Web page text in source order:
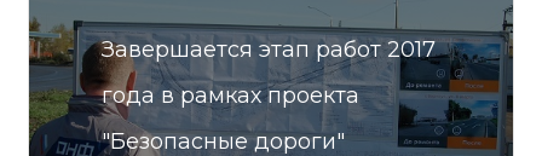
Завершается этап работ 2017
года в рамках проекта
"Безопасные дороги"